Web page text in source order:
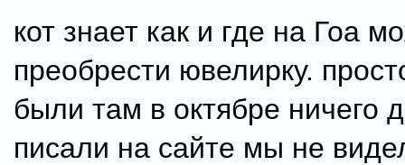
кот знает как и где на Гоа
преобрести ювелирку.
были там в октябре ничего
писали на сайте мы не